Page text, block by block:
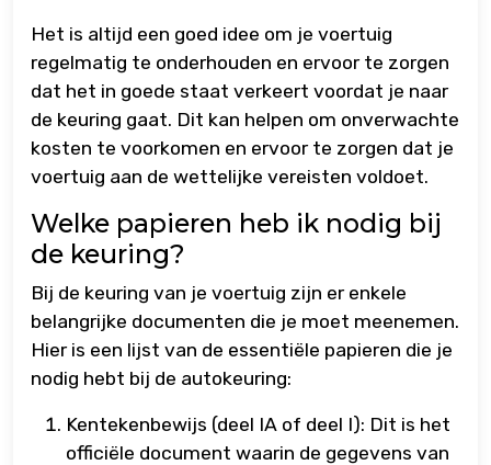
Het is altijd een goed idee om je voertuig
regelmatig te onderhouden en ervoor te zorgen
dat het in goede staat verkeert voordat je naar
de keuring gaat. Dit kan helpen om onverwachte
kosten te voorkomen en ervoor te zorgen dat je
voertuig aan de wettelijke vereisten voldoet.
Welke papieren heb ik nodig bij
de keuring?
Bij de keuring van je voertuig zijn er enkele
belangrijke documenten die je moet meenemen.
Hier is een lijst van de essentiële papieren die je
nodig hebt bij de autokeuring:
Kentekenbewijs (deel IA of deel I): Dit is het
officiële document waarin de gegevens van